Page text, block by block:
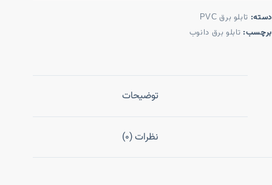
دسته: تابلو برق PVC
برچسب: تابلو برق دانوب
توضیحات
نظرات (0)